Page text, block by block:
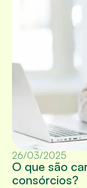
26/03/2025
O que são
consórcios?